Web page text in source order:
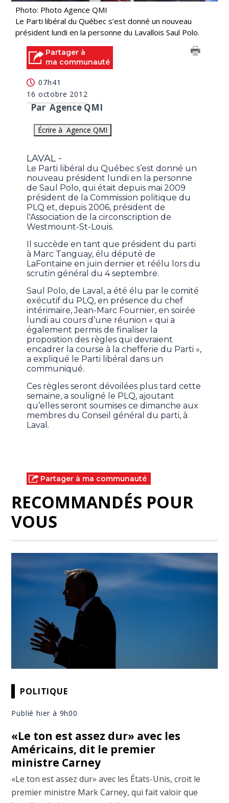
Photo: Photo Agence QMI
Le Parti libéral du Québec s’est donné un nouveau
président lundi en la personne du Lavallois Saul Polo.
Partager à
ma communauté
07h41
16 octobre 2012
Par Agence QMI
Écrire à Agence QMI
LAVAL -
Le Parti libéral du Québec s’est donné un
nouveau président lundi en la personne
de Saul Polo, qui était depuis mai 2009
président de la Commission politique du
PLQ et, depuis 2006, président de
l'Association de la circonscription de
Westmount-St-Louis.
Il succède en tant que président du parti
à Marc Tanguay, élu député de
LaFontaine en juin dernier et réélu lors du
scrutin général du 4 septembre.
Saul Polo, de Laval, a été élu par le comité
exécutif du PLQ, en présence du chef
intérimaire, Jean-Marc Fournier, en soirée
lundi au cours d’une réunion « qui a
également permis de finaliser la
proposition des règles qui devraient
encadrer la course à la chefferie du Parti »,
a expliqué le Parti libéral dans un
communiqué.
Ces règles seront dévoilées plus tard cette
semaine, a souligné le PLQ, ajoutant
qu’elles seront soumises ce dimanche aux
membres du Conseil général du parti, à
Laval.
Partager à ma communauté
RECOMMANDÉS POUR
VOUS
POLITIQUE
Publié hier à 9h00
«Le ton est assez dur» avec les
Américains, dit le premier
ministre Carney
«Le ton est assez dur» avec les États-Unis, croit le
premier ministre Mark Carney, qui fait valoir que